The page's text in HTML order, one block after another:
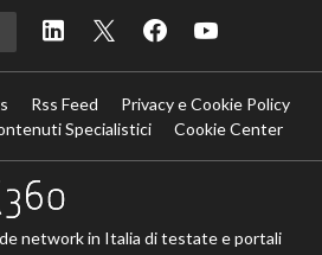
Rss Feed
Privacy e Cookie Policy
Specialistici
Cookie Center
network in Italia di testate e portali